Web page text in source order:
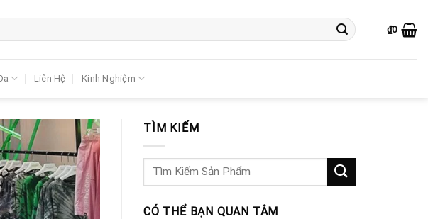
₫0
Liên Hệ Kinh Nghiệm
TÌM KIẾM
CÓ THỂ BẠN QUAN TÂM